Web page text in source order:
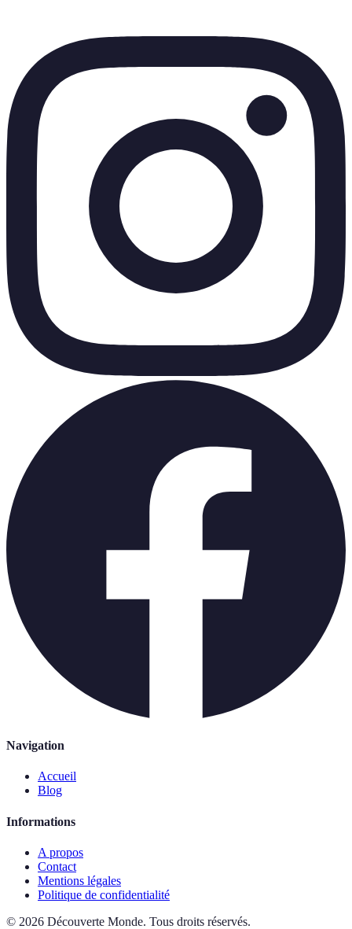
Navigation
Accueil
Blog
Informations
A propos
Contact
Mentions légales
Politique de confidentialité
© 2026 Découverte Monde. Tous droits réservés.